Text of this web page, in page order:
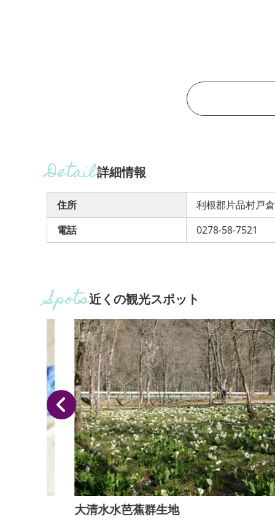
詳細情報
住所
利根郡片品村戸
電話
0278-58-7521
近くの観光スポット
大清水水芭蕉群生地